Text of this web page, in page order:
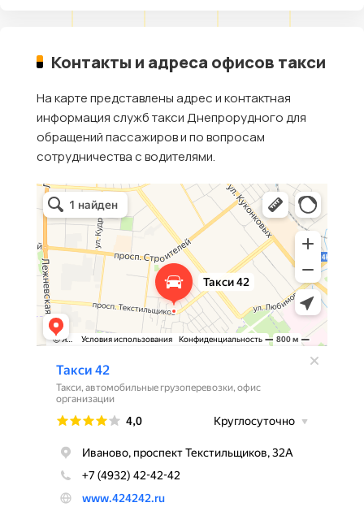
Контакты и адреса офисов такси
На карте представлены адрес и контактная
информация служб такси Днепрорудного для
обращений пассажиров и по вопросам
сотрудничества с водителями.